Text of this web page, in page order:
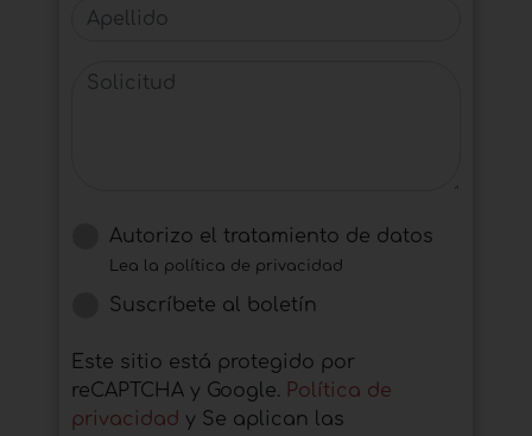
Apellido
Solicitud
Autorizo ​​el tratamiento de datos
Lea la política de privacidad
Suscríbete al boletín
Este sitio está protegido por
reCAPTCHA y Google. Política de
privacidad y Se aplican las